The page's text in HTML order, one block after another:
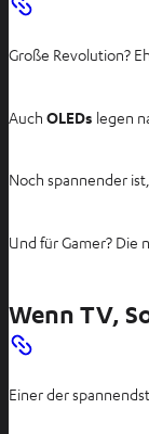
Große Revolution?
Auch OLEDs legen
Noch spannender
Und für Gamer? Die
Wenn TV,
Einer der